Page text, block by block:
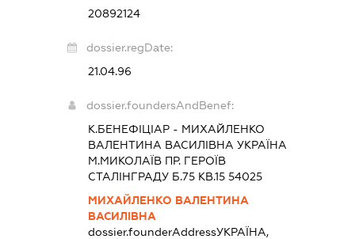
20892124
dossier.regDate:
21.04.96
dossier.foundersAndBenef:
К.БЕНЕФІЦІАР - МИХАЙЛЕНКО
ВАЛЕНТИНА ВАСИЛІВНА УКРАЇНА
М.МИКОЛАЇВ ПР. ГЕРОЇВ
СТАЛІНГРАДУ Б.75 КВ.15 54025
МИХАЙЛЕНКО ВАЛЕНТИНА
ВАСИЛІВНА
dossier.founderAddressУКРАЇНА,